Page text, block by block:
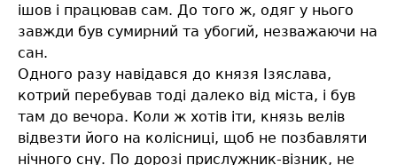
ішов і працював сам. До того ж, одяг у нього
завжди був сумирний та убогий, незважаючи на
сан.
Одного разу навідався до князя Ізяслава,
котрий перебував тоді далеко від міста, і був
там до вечора. Коли ж хотів іти, князь велів
відвезти його на колісниці, щоб не позбавляти
нічного сну. По дорозі прислужник-візник, не